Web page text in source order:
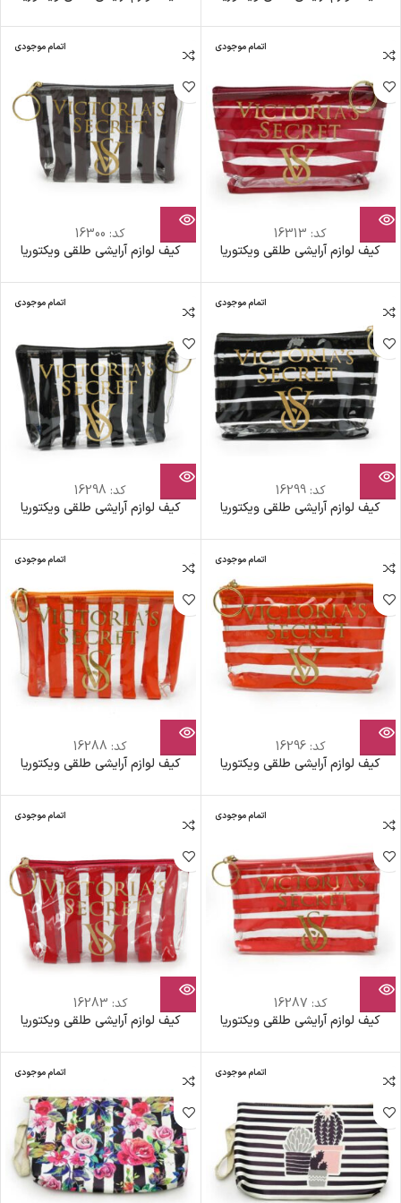
اتمام موجودی
کد: 16313
کیف لوازم آرایشی طلقی ویکتوریا
اتمام موجودی
کد: 16300
کیف لوازم آرایشی طلقی ویکتوریا
اتمام موجودی
کد:16299
کیف لوازم آرایشی طلقی ویکتوریا
اتمام موجودی
کد: 16298
کیف لوازم آرایشی طلقی ویکتوریا
اتمام موجودی
کد:16296
کیف لوازم آرایشی طلقی ویکتوریا
اتمام موجودی
کد: 16288
کیف لوازم آرایشی طلقی ویکتوریا
اتمام موجودی
کد: 16287
کیف لوازم آرایشی طلقی ویکتوریا
اتمام موجودی
کد: 16283
کیف لوازم آرایشی طلقی ویکتوریا
اتمام موجودی اتمام موجودی